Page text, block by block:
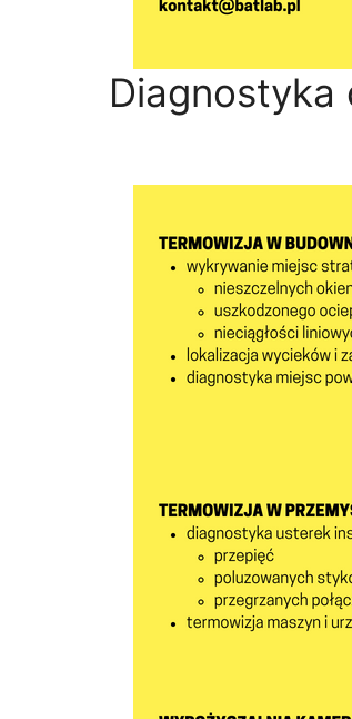
Diagnostyka